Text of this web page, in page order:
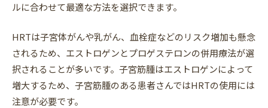
ルに合わせて最適な方法を選択できます。
HRTは子宮体がんや乳がん、血栓症などのリスク増加も懸念
されるため、エストロゲンとプロゲステロンの併用療法が選
択されることが多いです。子宮筋腫はエストロゲンによって
増大するため、子宮筋腫のある患者さんではHRTの使用には
注意が必要です。